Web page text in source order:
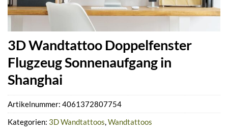
3D Wandtattoo Doppelfenster
Flugzeug Sonnenaufgang in
Shanghai
Artikelnummer: 4061372807754
Kategorien: 3D Wandtattoos,Wandtattoos